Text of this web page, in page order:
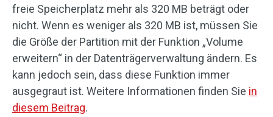
freie Speicherplatz mehr als 320 MB beträgt oder
nicht. Wenn es weniger als 320 MB ist, müssen Sie
die Größe der Partition mit der Funktion „Volume
erweitern“ in der Datenträgerverwaltung ändern. Es
kann jedoch sein, dass diese Funktion immer
ausgegraut ist. Weitere Informationen finden Sie in
diesem Beitrag.